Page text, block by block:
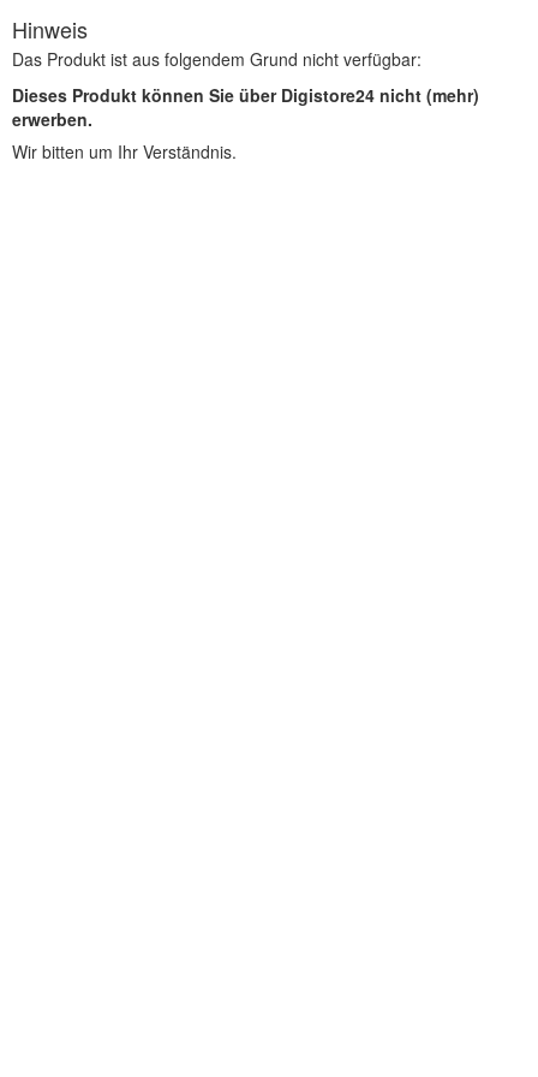
Hinweis
Das Produkt ist aus folgendem Grund nicht verfügbar:
Dieses Produkt können Sie über Digistore24 nicht (mehr)
erwerben.
Wir bitten um Ihr Verständnis.